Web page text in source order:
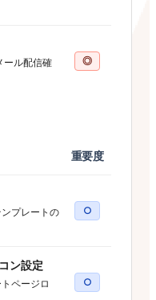
ール配信確
◎
重要度
プレートの
○
ン設定
ページロ
○